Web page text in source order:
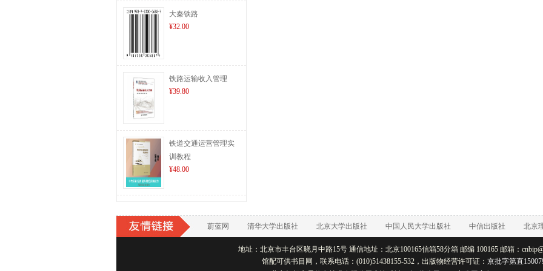
大秦铁路
¥32.00
铁路运输收入管理
¥39.80
铁道交通运营管理实
训教程
¥48.00
蔚蓝网 清华大学出版社 北京大学出版社 中国人民大学出版社 中信出版社 北京
地址：北京市丰台区晓月中路15号 通信地址：北京100165信箱58分箱 邮编 100165 邮箱：
馆配可供书目网，联系电话：(010)51438155-532，出版物经营许可证： 京批字第直